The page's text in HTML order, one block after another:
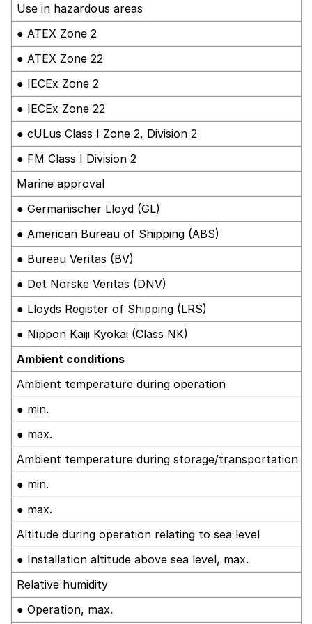
Use in hazardous areas
● ATEX Zone 2
● ATEX Zone 22
● IECEx Zone 2
● IECEx Zone 22
● cULus Class I Zone 2, Division 2
● FM Class I Division 2
Marine approval
● Germanischer Lloyd (GL)
● American Bureau of Shipping (ABS)
● Bureau Veritas (BV)
● Det Norske Veritas (DNV)
● Lloyds Register of Shipping (LRS)
● Nippon Kaiji Kyokai (Class NK)
Ambient conditions
Ambient temperature during operation
● min.
● max.
Ambient temperature during storage/transportation
● min.
● max.
Altitude during operation relating to sea level
● Installation altitude above sea level, max.
Relative humidity
● Operation, max.